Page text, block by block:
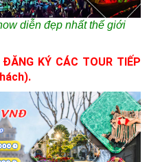
diễn đẹp nhất thế giới
KÝ CÁC TOUR TIẾP